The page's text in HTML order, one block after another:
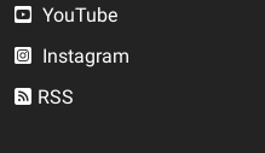
YouTube
Instagram
RSS